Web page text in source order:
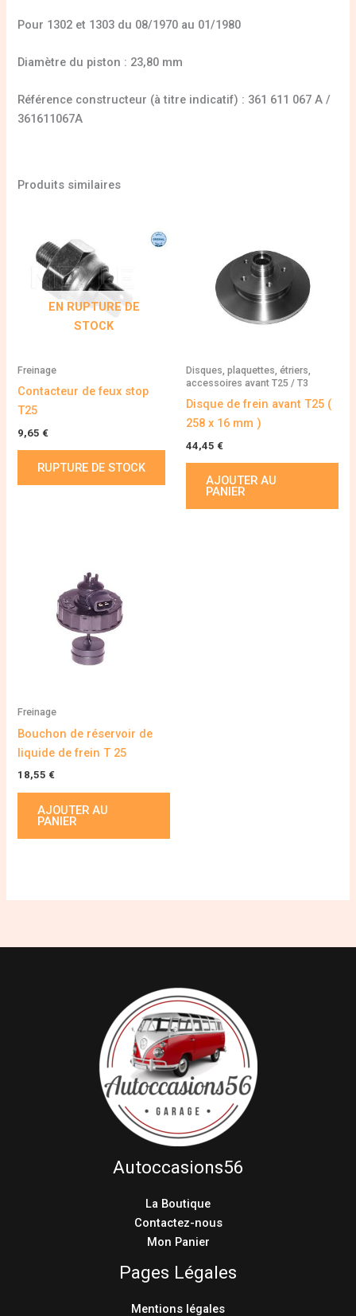
Pour 1302 et 1303 du 08/1970 au 01/1980
Diamètre du piston : 23,80 mm
Référence constructeur (à titre indicatif) : 361 611 067 A /
361611067A
Produits similaires
EN RUPTURE DE
STOCK
Freinage
Contacteur de feux stop
T25
9,65 €
RUPTURE DE STOCK
Disques, plaquettes, étriers,
accessoires avant T25 / T3
Disque de frein avant T25 (
258 x 16 mm )
44,45 €
AJOUTER AU
PANIER
Freinage
Bouchon de réservoir de
liquide de frein T 25
18,55 €
AJOUTER AU
PANIER
Autoccasions56
La Boutique
Contactez-nous
Mon Panier
Pages Légales
Mentions légales